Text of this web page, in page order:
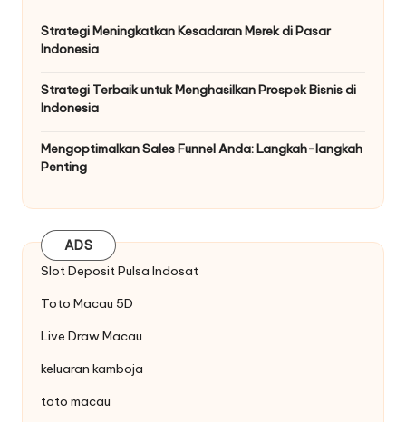
Strategi Meningkatkan Kesadaran Merek di Pasar
Indonesia
Strategi Terbaik untuk Menghasilkan Prospek Bisnis di
Indonesia
Mengoptimalkan Sales Funnel Anda: Langkah-langkah
Penting
ADS
Slot Deposit Pulsa Indosat
Toto Macau 5D
Live Draw Macau
keluaran kamboja
toto macau